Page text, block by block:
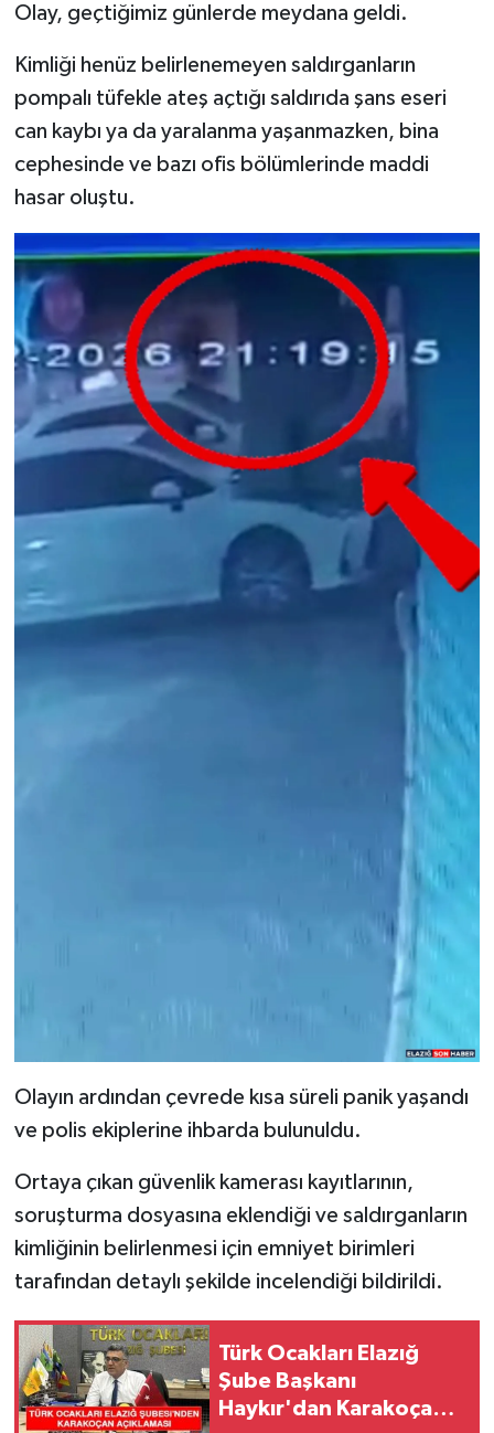
Olay, geçtiğimiz günlerde meydana geldi.
Kimliği henüz belirlenemeyen saldırganların
pompalı tüfekle ateş açtığı saldırıda şans eseri
can kaybı ya da yaralanma yaşanmazken, bina
cephesinde ve bazı ofis bölümlerinde maddi
hasar oluştu.
Olayın ardından çevrede kısa süreli panik yaşandı
ve polis ekiplerine ihbarda bulunuldu.
Ortaya çıkan güvenlik kamerası kayıtlarının,
soruşturma dosyasına eklendiği ve saldırganların
kimliğinin belirlenmesi için emniyet birimleri
tarafından detaylı şekilde incelendiği bildirildi.
Türk Ocakları Elazığ
Şube Başkanı
Haykır'dan Karakoçan